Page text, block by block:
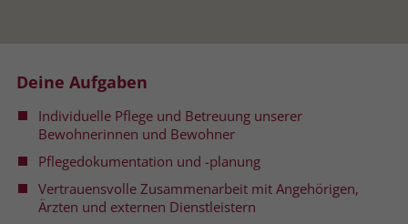
Deine Aufgaben
Individuelle Pflege und Betreuung unserer
Bewohnerinnen und Bewohner
Pflegedokumentation und -planung
Vertrauensvolle Zusammenarbeit mit Angehörigen,
Ärzten und externen Dienstleistern
Laufzeit Session
Zweck
Behält die Zustände des Benutzers bei
Laufzeit 90 Tage
Zweck
Dieses Cookie wird gesetzt, wenn ein
User über einen Klick auf eine Google
Werbeanzeige auf die Website gelangt.
Es enthält Informationen darüber,
welche Werbeanzeige geklickt wurde,